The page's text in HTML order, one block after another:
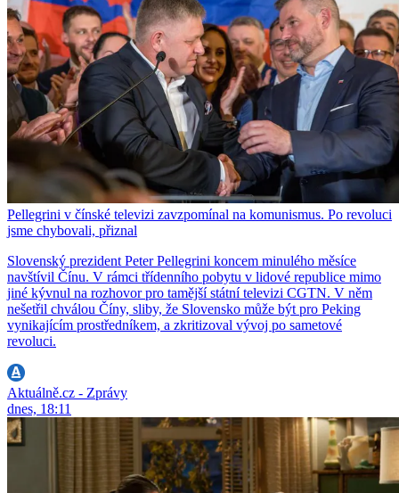
Pellegrini v čínské televizi zavzpomínal na komunismus. Po revoluci
jsme chybovali, přiznal
Slovenský prezident Peter Pellegrini koncem minulého měsíce
navštívil Čínu. V rámci třídenního pobytu v lidové republice mimo
jiné kývnul na rozhovor pro tamější státní televizi CGTN. V něm
nešetřil chválou Číny, sliby, že Slovensko může být pro Peking
vynikajícím prostředníkem, a zkritizoval vývoj po sametové
revoluci.
Aktuálně.cz - Zprávy
dnes, 18:11